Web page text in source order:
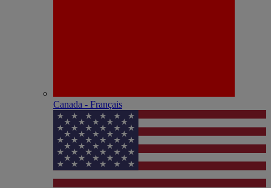
Canada - Français